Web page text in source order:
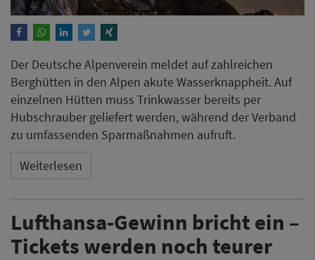
Der Deutsche Alpenverein meldet auf zahlreichen
Berghütten in den Alpen akute Wasserknappheit. Auf
einzelnen Hütten muss Trinkwasser bereits per
Hubschrauber geliefert werden, während der Verband
zu umfassenden Sparmaßnahmen aufruft.
Weiterlesen
Lufthansa-Gewinn bricht ein –
Tickets werden noch teurer